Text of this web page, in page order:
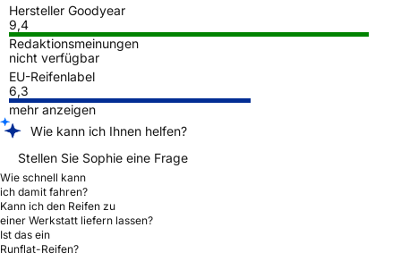
Hersteller Goodyear
9,4
Redaktionsmeinungen
nicht verfügbar
EU-Reifenlabel
6,3
mehr anzeigen
Wie kann ich Ihnen helfen?
Stellen Sie Sophie eine Frage
Wie schnell kann
ich damit fahren?
Kann ich den Reifen zu
einer Werkstatt liefern lassen?
Ist das ein
Runflat-Reifen?